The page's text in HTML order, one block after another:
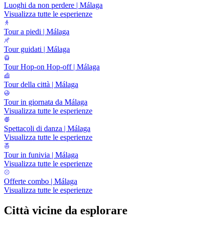
Luoghi da non perdere | Málaga
Visualizza tutte le esperienze
Tour a piedi | Málaga
Tour guidati | Málaga
Tour Hop-on Hop-off | Málaga
Tour della città | Málaga
Tour in giornata da Málaga
Visualizza tutte le esperienze
Spettacoli di danza | Málaga
Visualizza tutte le esperienze
Tour in funivia | Málaga
Visualizza tutte le esperienze
Offerte combo | Málaga
Visualizza tutte le esperienze
Città vicine da esplorare